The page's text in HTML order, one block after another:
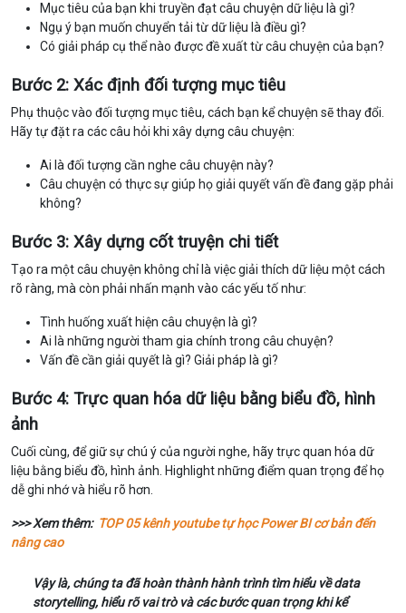
Mục tiêu của bạn khi truyền đạt câu chuyện dữ liệu là gì?
Ngụ ý bạn muốn chuyển tải từ dữ liệu là điều gì?
Có giải pháp cụ thể nào được đề xuất từ câu chuyện của bạn?
Bước 2: Xác định đối tượng mục tiêu
Phụ thuộc vào đối tượng mục tiêu, cách bạn kể chuyện sẽ thay đổi.
Hãy tự đặt ra các câu hỏi khi xây dựng câu chuyện:
Ai là đối tượng cần nghe câu chuyện này?
Câu chuyện có thực sự giúp họ giải quyết vấn đề đang gặp phải
không?
Bước 3: Xây dựng cốt truyện chi tiết
Tạo ra một câu chuyện không chỉ là việc giải thích dữ liệu một cách
rõ ràng, mà còn phải nhấn mạnh vào các yếu tố như:
Tình huống xuất hiện câu chuyện là gì?
Ai là những người tham gia chính trong câu chuyện?
Vấn đề cần giải quyết là gì? Giải pháp là gì?
Bước 4: Trực quan hóa dữ liệu bằng biểu đồ, hình
ảnh
Cuối cùng, để giữ sự chú ý của người nghe, hãy trực quan hóa dữ
liệu bằng biểu đồ, hình ảnh. Highlight những điểm quan trọng để họ
dễ ghi nhớ và hiểu rõ hơn.
>>> Xem thêm: TOP 05 kênh youtube tự học Power BI cơ bản đến
nâng cao
Vậy là, chúng ta đã hoàn thành hành trình tìm hiểu về data
storytelling, hiểu rõ vai trò và các bước quan trọng khi kể